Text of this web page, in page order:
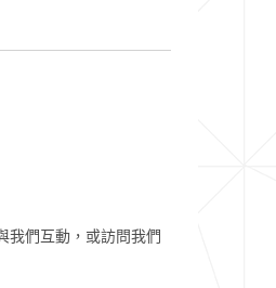
我們互動，或訪問我們